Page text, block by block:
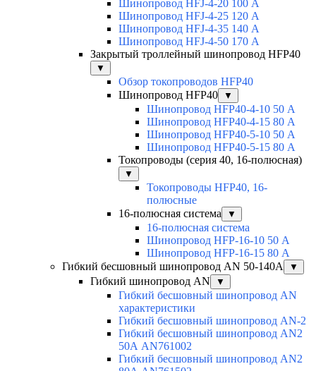
Шинопровод HFJ-4-20 100 А
Шинопровод HFJ-4-25 120 А
Шинопровод HFJ-4-35 140 А
Шинопровод HFJ-4-50 170 А
Закрытый троллейный шинопровод HFP40
▼
Обзор токопроводов HFP40
Шинопровод HFP40
▼
Шинопровод HFP40-4-10 50 А
Шинопровод HFP40-4-15 80 А
Шинопровод HFP40-5-10 50 А
Шинопровод HFP40-5-15 80 А
Токопроводы (серия 40, 16-полюсная)
▼
Токопроводы HFP40, 16-
полюсные
16-полюсная система
▼
16-полюсная система
Шинопровод HFP-16-10 50 А
Шинопровод HFP-16-15 80 А
Гибкий бесшовный шинопровод AN 50-140А
▼
Гибкий шинопровод AN ▼
Гибкий бесшовный шинопровод AN
характеристики
Гибкий бесшовный шинопровод AN-2
Гибкий бесшовный шинопровод AN2
50А AN761002
Гибкий бесшовный шинопровод AN2